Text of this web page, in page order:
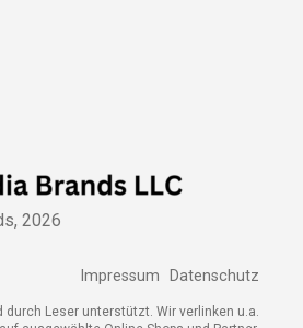
2026
Impressum Datenschutz
durch Leser unterstützt. Wir verlinken u.a.